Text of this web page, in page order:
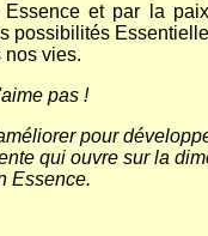
et par la
nos vies.
pas !
pour
qui ouvre sur la
Essence.